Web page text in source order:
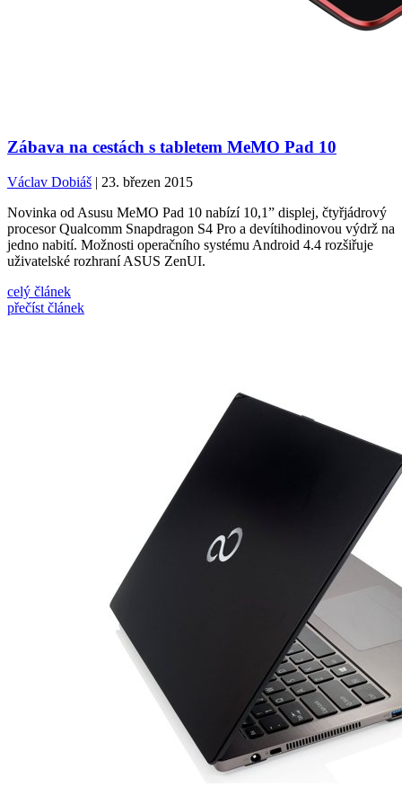
Zábava na cestách s tabletem MeMO Pad 10
Václav Dobiáš | 23. březen 2015
Novinka od Asusu MeMO Pad 10 nabízí 10,1” displej, čtyřjádrový
procesor Qualcomm Snapdragon S4 Pro a devítihodinovou výdrž na
jedno nabití. Možnosti operačního systému Android 4.4 rozšiřuje
uživatelské rozhraní ASUS ZenUI.
celý článek
přečíst článek